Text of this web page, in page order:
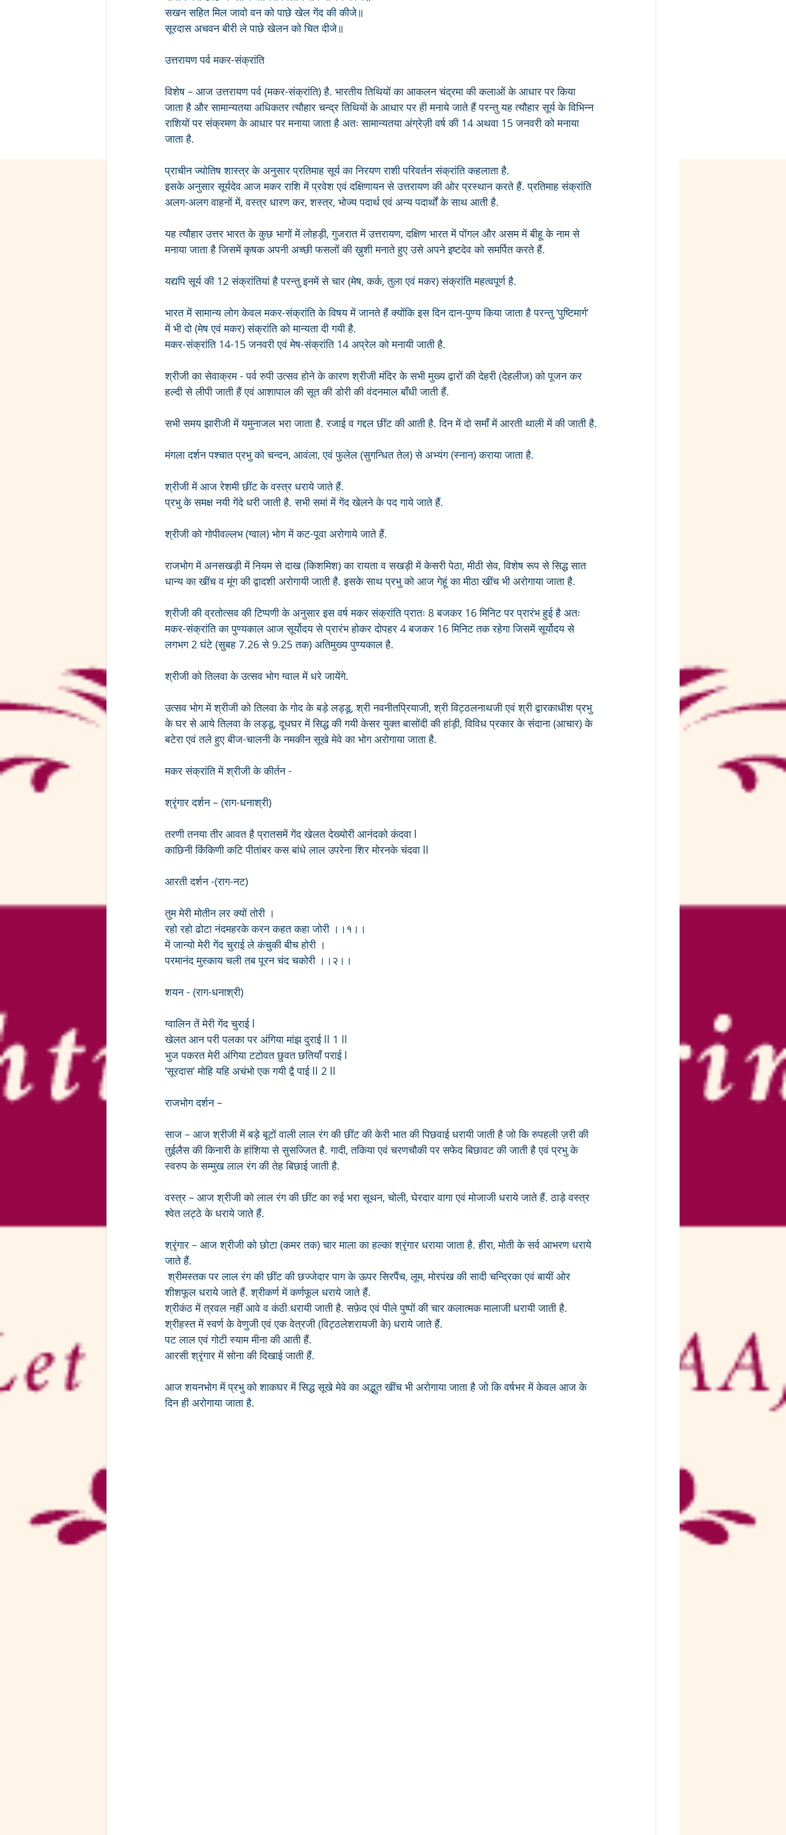
सखन सहित मिल जावो वन को पाछे खेल गेंद की कीजे॥
सूरदास अचवन बीरी ले पाछे खेलन को चित दीजे॥
उत्तरायण पर्व मकर-संक्रांति
विशेष – आज उत्तरायण पर्व (मकर-संक्रांति) है. भारतीय तिथियों का आकलन चंद्रमा की कलाओं के आधार पर किया
जाता है और सामान्यतया अधिकतर त्यौहार चन्द्र तिथियों के आधार पर ही मनाये जाते हैं परन्तु यह त्यौहार सूर्य के विभिन्न
राशियों पर संक्रमण के आधार पर मनाया जाता है अतः सामान्यतया अंग्रेज़ी वर्ष की 14 अथवा 15 जनवरी को मनाया
जाता है.
प्राचीन ज्योतिष शास्त्र के अनुसार प्रतिमाह सूर्य का निरयण राशी परिवर्तन संक्रांति कहलाता है.
इसके अनुसार सूर्यदेव आज मकर राशि में प्रवेश एवं दक्षिणायन से उत्तरायण की ओर प्रस्थान करते हैं. प्रतिमाह संक्रांति
अलग-अलग वाहनों में, वस्त्र धारण कर, शस्त्र, भोज्य पदार्थ एवं अन्य पदार्थों के साथ आती है.
यह त्यौहार उत्तर भारत के कुछ भागों में लोहड़ी, गुजरात में उत्तरायण, दक्षिण भारत में पोंगल और असम में बीहू के नाम से
मनाया जाता है जिसमें कृषक अपनी अच्छी फसलों की ख़ुशी मनाते हुए उसे अपने इष्टदेव को समर्पित करते हैं.
यद्यपि सूर्य की 12 संक्रांतियां है परन्तु इनमें से चार (मेष, कर्क, तुला एवं मकर) संक्रांति महत्वपूर्ण है.
भारत में सामान्य लोग केवल मकर-संक्रांति के विषय में जानते हैं क्योंकि इस दिन दान-पुण्य किया जाता है परन्तु ‘पुष्टिमार्ग’
में भी दो (मेष एवं मकर) संक्रांति को मान्यता दी गयी है.
मकर-संक्रांति 14-15 जनवरी एवं मेष-संक्रांति 14 अप्रेल को मनायी जाती है.
श्रीजी का सेवाक्रम - पर्व रुपी उत्सव होने के कारण श्रीजी मंदिर के सभी मुख्य द्वारों की देहरी (देहलीज) को पूजन कर
हल्दी से लीपी जाती हैं एवं आशापाल की सूत की डोरी की वंदनमाल बाँधी जाती हैं.
सभी समय झारीजी में यमुनाजल भरा जाता है. रजाई व गद्दल छींट की आती है. दिन में दो समाँ में आरती थाली में की जाती है.
मंगला दर्शन पश्चात प्रभु को चन्दन, आवंला, एवं फुलेल (सुगन्धित तेल) से अभ्यंग (स्नान) कराया जाता है.
श्रीजी में आज रेशमी छींट के वस्त्र धराये जाते हैं.
प्रभु के समक्ष नयी गेंदे धरी जाती है. सभी समां में गेंद खेलने के पद गाये जाते हैं.
श्रीजी को गोपीवल्लभ (ग्वाल) भोग में कट-पूवा अरोगाये जाते हैं.
राजभोग में अनसखड़ी में नियम से दाख (किशमिश) का रायता व सखड़ी में केसरी पेठा, मीठी सेव, विशेष रूप से सिद्ध सात
धान्य का खींच व मूंग की द्वादशी अरोगायी जाती है. इसके साथ प्रभु को आज गेहूं का मीठा खींच भी अरोगाया जाता है.
श्रीजी की व्रतोत्सव की टिप्पणी के अनुसार इस वर्ष मकर संक्रांति प्रातः 8 बजकर 16 मिनिट पर प्रारंभ हुई है अतः
मकर-संक्रांति का पुण्यकाल आज सूर्योदय से प्रारंभ होकर दोपहर 4 बजकर 16 मिनिट तक रहेगा जिसमें सूर्योदय से
लगभग 2 घंटे (सुबह 7.26 से 9.25 तक) अतिमुख्य पुण्यकाल है.
श्रीजी को तिलवा के उत्सव भोग ग्वाल में धरे जायेंगे.
उत्सव भोग में श्रीजी को तिलवा के गोद के बड़े लड्डू, श्री नवनीतप्रियाजी, श्री विट्ठलनाथजी एवं श्री द्वारकाधीश प्रभु
के घर से आये तिलवा के लड्डू, दूधघर में सिद्ध की गयी केसर युक्त बासोंदी की हांड़ी, विविध प्रकार के संदाना (आचार) के
बटेरा एवं तले हुए बीज-चालनी के नमकीन सूखे मेवे का भोग अरोगाया जाता है.
मकर संक्रांति में श्रीजी के कीर्तन -
श्रृंगार दर्शन – (राग-धनाश्री)
तरणी तनया तीर आवत है प्रातसमें गेंद खेलत देख्योरी आनंदको कंदवा l
काछिनी किंकिणी कटि पीतांबर कस बांधे लाल उपरेना शिर मोरनके चंदवा ll
आरती दर्शन -(राग-नट)
तुम मेरी मोतीन लर क्यों तोरी ।
रहो रहो ढोटा नंदमहरके करन कहत कहा जोरी ।।१।।
में जान्यो मेरी गेंद चुराई ले कंचुकी बीच होरी ।
परमानंद मुस्काय चली तब पूरन चंद चकोरी ।।२।।
शयन - (राग-धनाश्री)
ग्वालिन तें मेरी गेंद चुराई l
खेलत आन परी पलका पर अंगिया मांझ दुराई ll 1 ll
भुज पकरत मेरी अंगिया टटोवत छुवत छतियाँ पराई l
‘सूरदास’ मोहि यहि अचंभो एक गयी द्वै पाई ll 2 ll
राजभोग दर्शन –
साज – आज श्रीजी में बड़े बूटों वाली लाल रंग की छींट की केरी भात की पिछवाई धरायी जाती है जो कि रुपहली ज़री की
तुईलैस की किनारी के हांशिया से सुसज्जित है. गादी, तकिया एवं चरणचौकी पर सफेद बिछावट की जाती है एवं प्रभु के
स्वरुप के सम्मुख लाल रंग की तेह बिछाई जाती है.
वस्त्र – आज श्रीजी को लाल रंग की छींट का रुई भरा सूथन, चोली, घेरदार वागा एवं मोजाजी धराये जाते हैं. ठाड़े वस्त्र
श्वेत लट्ठे के धराये जाते हैं.
श्रृंगार – आज श्रीजी को छोटा (कमर तक) चार माला का हल्का श्रृंगार धराया जाता है. हीरा, मोती के सर्व आभरण धराये
जाते हैं.
श्रीमस्तक पर लाल रंग की छींट की छज्जेदार पाग के ऊपर सिरपैंच, लूम, मोरपंख की सादी चन्द्रिका एवं बायीं ओर
शीशफूल धराये जाते हैं. श्रीकर्ण में कर्णफूल धराये जाते हैं.
श्रीकंठ में त्रवल नहीं आवे व कंठी धरायी जाती है. सफ़ेद एवं पीले पुष्पों की चार कलात्मक मालाजी धरायी जाती है.
श्रीहस्त में स्वर्ण के वेणुजी एवं एक वेत्रजी (विट्ठलेशरायजी के) धराये जाते हैं.
पट लाल एवं गोटी स्याम मीना की आती हैं.
आरसी श्रृंगार में सोना की दिखाई जाती हैं.
आज शयनभोग में प्रभु को शाकघर में सिद्ध सूखे मेवे का अद्भुत खींच भी अरोगाया जाता है जो कि वर्षभर में केवल आज के
दिन ही अरोगाया जाता है.